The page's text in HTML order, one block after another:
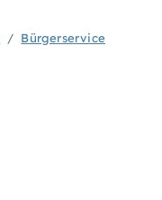
Bürgerservice